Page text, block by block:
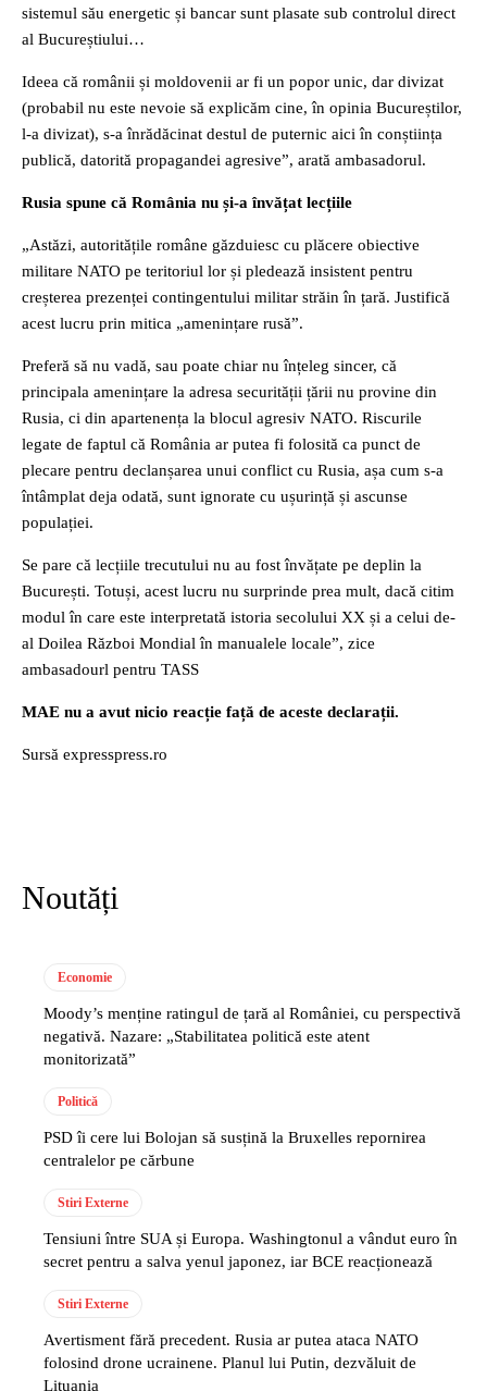
sistemul său energetic și bancar sunt plasate sub controlul direct
al Bucureștiului…
Ideea că românii și moldovenii ar fi un popor unic, dar divizat
(probabil nu este nevoie să explicăm cine, în opinia Bucureștilor,
l-a divizat), s-a înrădăcinat destul de puternic aici în conștiința
publică, datorită propagandei agresive”, arată ambasadorul.
Rusia spune că România nu și-a învățat lecțiile
„Astăzi, autoritățile române găzduiesc cu plăcere obiective
militare NATO pe teritoriul lor și pledează insistent pentru
creșterea prezenței contingentului militar străin în țară. Justifică
acest lucru prin mitica „amenințare rusă”.
Preferă să nu vadă, sau poate chiar nu înțeleg sincer, că
principala amenințare la adresa securității țării nu provine din
Rusia, ci din apartenența la blocul agresiv NATO. Riscurile
legate de faptul că România ar putea fi folosită ca punct de
plecare pentru declanșarea unui conflict cu Rusia, așa cum s-a
întâmplat deja odată, sunt ignorate cu ușurință și ascunse
populației.
Se pare că lecțiile trecutului nu au fost învățate pe deplin la
București. Totuși, acest lucru nu surprinde prea mult, dacă citim
modul în care este interpretată istoria secolului XX și a celui de-
al Doilea Război Mondial în manualele locale”, zice
ambasadourl pentru TASS
MAE nu a avut nicio reacție față de aceste declarații.
Sursă expresspress.ro
Noutăți
Economie
Moody’s menține ratingul de țară al României, cu perspectivă
negativă. Nazare: „Stabilitatea politică este atent
monitorizată”
Politică
PSD îi cere lui Bolojan să susțină la Bruxelles repornirea
centralelor pe cărbune
Stiri Externe
Tensiuni între SUA și Europa. Washingtonul a vândut euro în
secret pentru a salva yenul japonez, iar BCE reacționează
Stiri Externe
Avertisment fără precedent. Rusia ar putea ataca NATO
folosind drone ucrainene. Planul lui Putin, dezvăluit de
Lituania